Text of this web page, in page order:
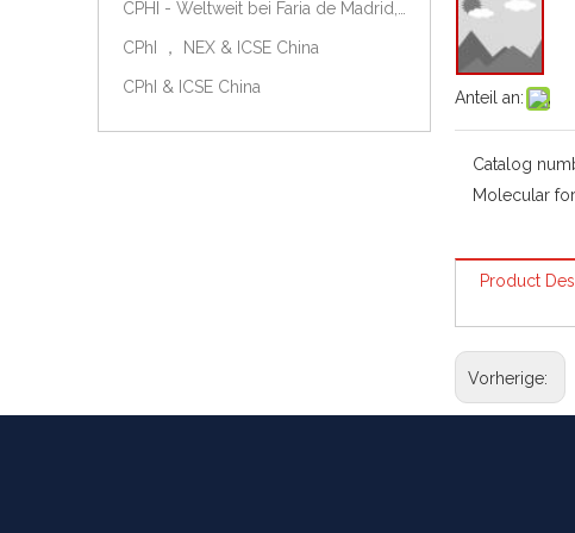
CPhI ， NEX & ICSE China
CPhI & ICSE China
Anteil an:
Catalog
Molecular
Product
Vorherige: